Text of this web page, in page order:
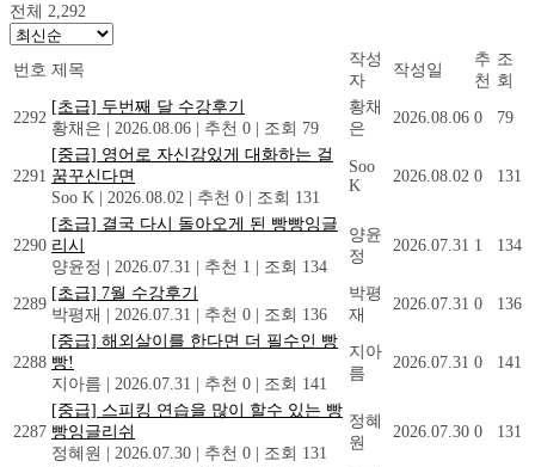
전체 2,292
번호 제목
작성
자
작성일
추
천
조
회
2292
[초급] 두번째 달 수강후기
황채은 | 2026.08.06 | 추천 0 | 조회 79
황채
은
2026.08.06 0 79
2291
[중급] 영어로 자신감있게 대화하는 걸
꿈꾸신다면
Soo K | 2026.08.02 | 추천 0 | 조회 131
Soo
K
2026.08.02 0 131
2290
[초급] 결국 다시 돌아오게 된 빵빵잉글
리시
양윤정 | 2026.07.31 | 추천 1 | 조회 134
양윤
정
2026.07.31 1 134
2289
[초급] 7월 수강후기
박평재 | 2026.07.31 | 추천 0 | 조회 136
박평
재
2026.07.31 0 136
2288
[중급] 해외살이를 한다면 더 필수인 빵
빵!
지아름 | 2026.07.31 | 추천 0 | 조회 141
지아
름
2026.07.31 0 141
2287
[중급] 스피킹 연습을 많이 할수 있는 빵
빵잉글리쉬
정혜원 | 2026.07.30 | 추천 0 | 조회 131
정혜
원
2026.07.30 0 131